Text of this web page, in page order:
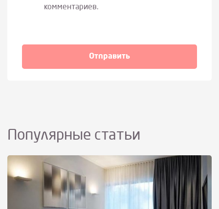
комментариев.
Популярные статьи